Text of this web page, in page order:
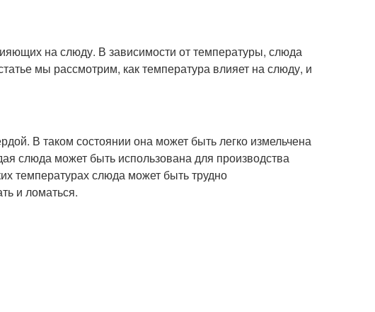
на слюду. В зависимости от температуры, слюда
мы рассмотрим, как температура влияет на слюду, и
В таком состоянии она может быть легко измельчена
слюда может быть использована для производства
температурах слюда может быть трудно
и ломаться.